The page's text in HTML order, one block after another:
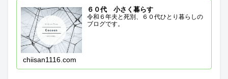
６０代 小さく暮らす
令和６年夫と死別、６０代ひとり暮らしの
ブログです。
chiisan1116.com